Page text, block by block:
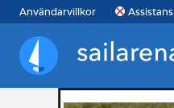
Användarvillkor Assistans
Sailarena